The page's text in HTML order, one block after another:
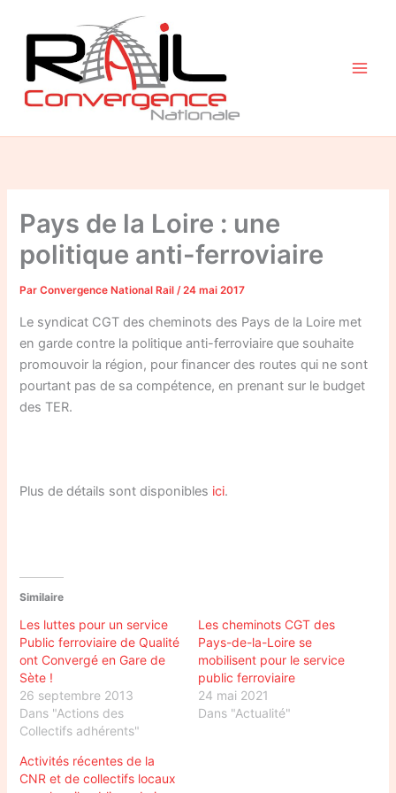
contenu
Pays de la Loire : une
politique anti-ferroviaire
ParConvergence National Rail/24 mai 2017
Le syndicat CGT des cheminots des Pays de la Loire met
en garde contre la politique anti-ferroviaire que souhaite
promouvoir la région, pour financer des routes qui ne sont
pourtant pas de sa compétence, en prenant sur le budget
des TER.
Plus de détails sont disponibles ici.
Similaire
Les luttes pour un service
Public ferroviaire de Qualité
ont Convergé en Gare de
Sète !
26 septembre 2013
Dans "Actions des
Collectifs adhérents"
Les cheminots CGT des
Pays-de-la-Loire se
mobilisent pour le service
public ferroviaire
24 mai 2021
Dans "Actualité"
Activités récentes de la
CNR et de collectifs locaux